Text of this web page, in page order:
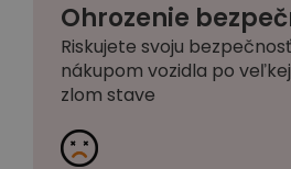
Ohrozenie
Riskujete svoju
nákupom vozidla po
zlom stave